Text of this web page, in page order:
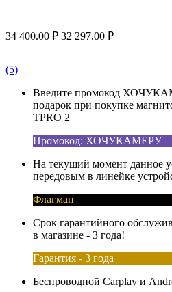
34 400.00 ₽ 32 297.00 ₽
(5)
Введите промокод
подарок при покупке
TPRO 2
Промокод: ХОЧУКАМЕРУ
На текущий момент данное
передовым в линейке
Флагман
Срок гарантийного
в магазине - 3 года!
Гарантия - 3 года
Беспроводной Carplay и